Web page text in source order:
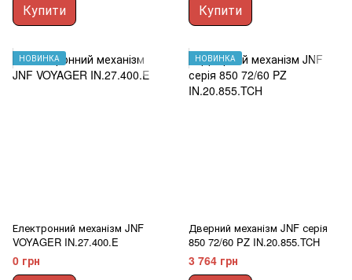
Купити Купити
НОВИНКА
Електронний механізм JNF
VOYAGER IN.27.400.E
0 грн
НОВИНКА
Дверний механізм JNF серія
850 72/60 PZ IN.20.855.TCH
3 764 грн